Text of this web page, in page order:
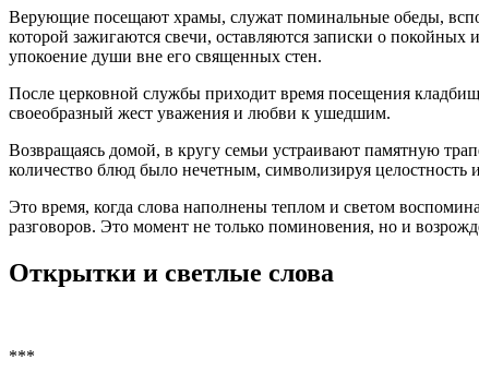
Верующие посещают храмы, служат поминальные обеды,
которой зажигаются свечи, оставляются записки о
упокоение души вне его священных стен.
После церковной службы приходит время посещения
своеобразный жест уважения и любви к ушедшим.
Возвращаясь домой, в кругу семьи устраивают памятную
количество блюд было нечетным, символизируя целостность
Это время, когда слова наполнены теплом и светом
разговоров. Это момент не только поминовения, но и
Открытки и светлые слова
***